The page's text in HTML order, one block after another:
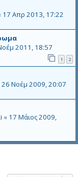
17 Απρ 2013, 17:22
2011, 18:57
1 2
26 Νοέμ 2009, 20:07
« 17 Μάιος 2009,